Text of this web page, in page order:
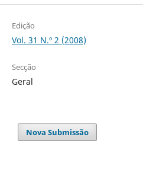
Edição
Vol. 31 N.º 2 (2008)
Secção
Geral
Nova Submissão